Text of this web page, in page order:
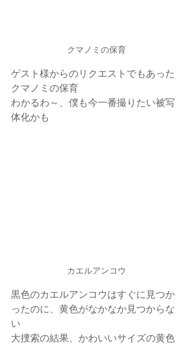
クマノミの保育
ゲスト様からのリクエストでもあった
クマノミの保育
わかるわ～、僕も今一番撮りたい被写
体化かも
カエルアンコウ
黒色のカエルアンコウはすぐに見つか
ったのに、黄色がなかなか見つからな
い
大捜索の結果、かわいいサイズの黄色